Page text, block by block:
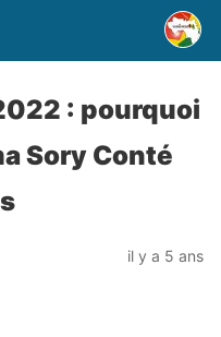
: pourquoi
Sory Conté
il y a 5 ans